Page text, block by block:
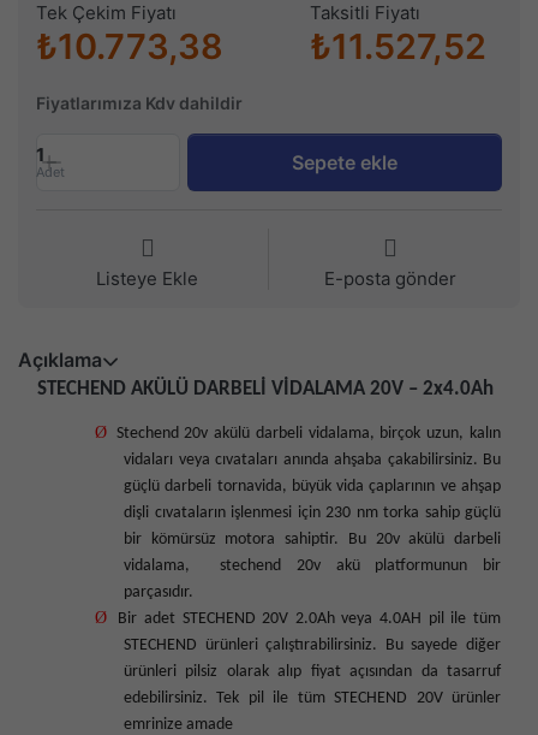
Tek Çekim Fiyatı
₺10.773,38
Taksitli Fiyatı
₺11.527,52
Fiyatlarımıza Kdv dahildir
1
Adet Sepete ekle
Listeye Ekle E-posta gönder
Açıklama
STECHEND AKÜLÜ DARBELİ VİDALAMA 20V – 2x4.0Ah
Ø Stechend 20v akülü darbeli vidalama, birçok uzun, kalın
vidaları veya cıvataları anında ahşaba çakabilirsiniz. Bu
güçlü darbeli tornavida, büyük vida çaplarının ve ahşap
dişli cıvataların işlenmesi için 230 nm torka sahip güçlü
bir kömürsüz motora sahiptir. Bu 20v akülü darbeli
vidalama,
stechend 20v akü platformunun bir
parçasıdır.
Ø
Bir adet STECHEND 20V 2.0Ah veya 4.0AH pil ile tüm
STECHEND ürünleri çalıştırabilirsiniz. Bu sayede diğer
ürünleri pilsiz olarak alıp fiyat açısından da tasarruf
edebilirsiniz. Tek pil ile tüm STECHEND 20V ürünler
emrinize amade